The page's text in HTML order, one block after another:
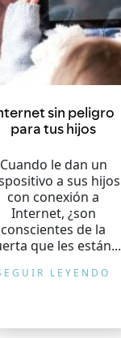
sin peligro
para tus hijos
Cuando le dan un
a sus hijos
con conexión a
Internet, ¿son
conscientes de la
que les están...
LEYENDO